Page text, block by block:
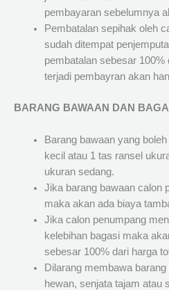
pembayaran sebelumnya
Pembatalan sepihak oleh
sudah ditempat
pembatalan sebesar
terjadi pembayran akan
BARANG BAWAAN DAN
Barang bawaan yang
kecil atau 1 tas ransel
ukuran sedang.
Jika barang bawaan calon
maka akan ada biaya
Jika calon penumpang
kelebihan bagasi maka
sebesar 100% dari harga
Dilarang membawa
hewan, senjata tajam atau